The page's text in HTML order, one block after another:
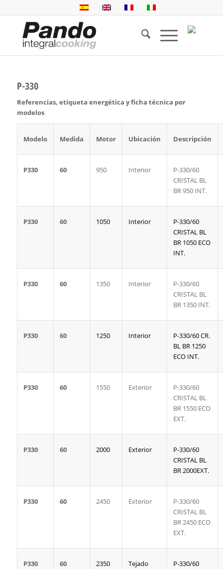
P-330
Referencias, etiqueta energética y ficha técnica por
modelos
Modelo Medida Motor Ubicación Descripción
P330 60 950 Interior
P-330/60
CRISTAL BL
BR 950 INT.
P330 60 1050 Interior
P-330/60
CRISTAL BL
BR 1050 ECO
INT.
P330 60 1350 Interior
P-330/60
CRISTAL BL
BR 1350 INT.
P330 60 1250 Interior
P-330/60 CR.
BL BR 1250
ECO INT.
P330 60 1550 Exterior
P-330/60
CRISTAL BL
BR 1550 ECO
EXT.
P330 60 2000 Exterior
P-330/60
CRISTAL BL
BR 2000EXT.
P330 60 2450 Exterior
P-330/60
CRISTAL BL
BR 2450 ECO
EXT.
P330 60 2350 Tejado
P-330/60